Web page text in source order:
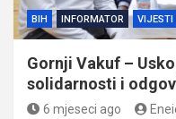
BIH INFORMATOR VIJESTI
Gornji Vakuf –
solidarnosti i
6 mjeseci ago